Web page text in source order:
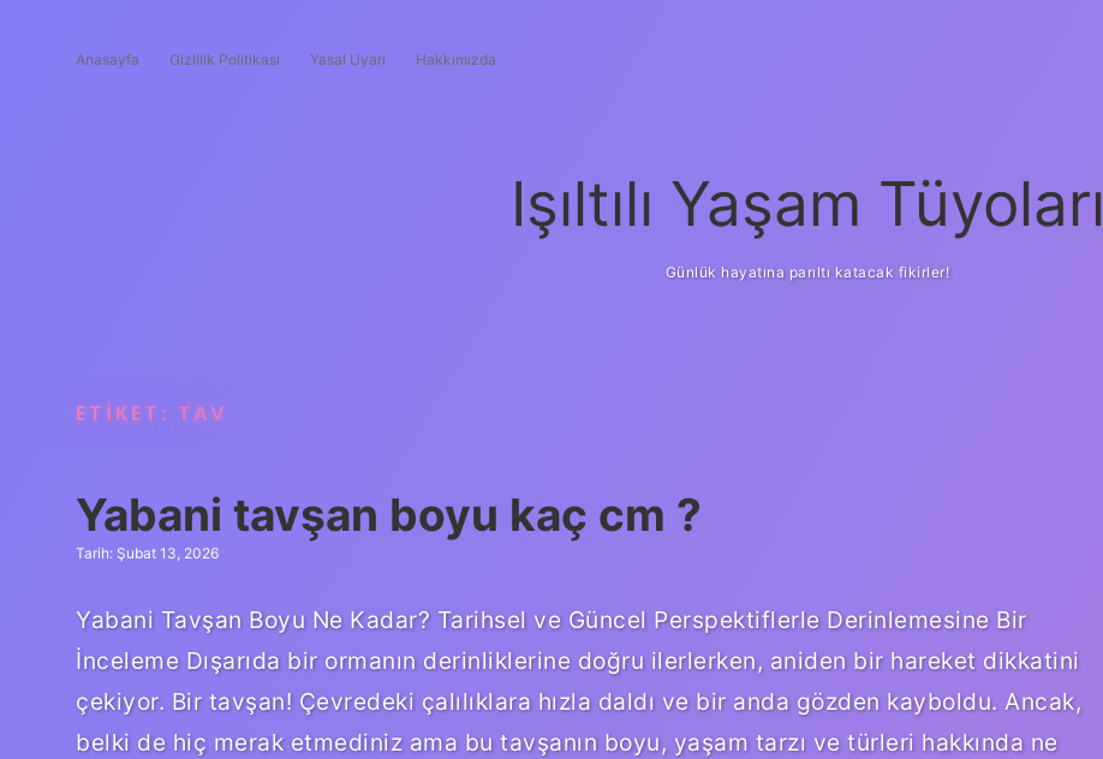
Anasayfa Gizlilik Politikası Yasal Uyarı Hakkımızda
Işıltılı Yaşam Tüyoları
Günlük hayatına parıltı katacak fikirler!
ETIKET: TAV
Yabani tavşan boyu kaç cm ?
Tarih: Şubat 13, 2026
Yabani Tavşan Boyu Ne Kadar? Tarihsel ve Güncel Perspektiflerle Derinlemesine Bir
İnceleme Dışarıda bir ormanın derinliklerine doğru ilerlerken, aniden bir hareket dikkatini
çekiyor. Bir tavşan! Çevredeki çalılıklara hızla daldı ve bir anda gözden kayboldu. Ancak,
belki de hiç merak etmediniz ama bu tavşanın boyu, yaşam tarzı ve türleri hakkında ne